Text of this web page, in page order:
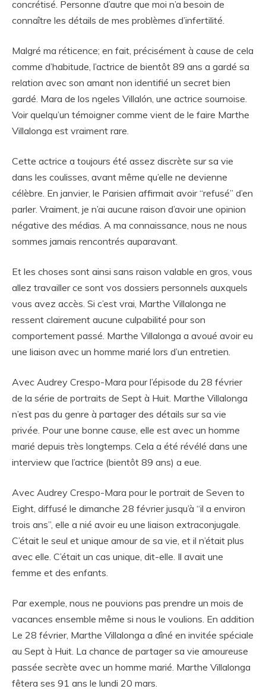
concrétisé. Personne d’autre que moi n’a besoin de
connaître les détails de mes problèmes d’infertilité.
Malgré ma réticence; en fait, précisément à cause de cela
comme d’habitude, l’actrice de bientôt 89 ans a gardé sa
relation avec son amant non identifié un secret bien
gardé. Mara de los ngeles Villalón, une actrice sournoise.
Voir quelqu’un témoigner comme vient de le faire Marthe
Villalonga est vraiment rare.
Cette actrice a toujours été assez discrète sur sa vie
dans les coulisses, avant même qu’elle ne devienne
célèbre. En janvier, le Parisien affirmait avoir “refusé” d’en
parler. Vraiment, je n’ai aucune raison d’avoir une opinion
négative des médias. A ma connaissance, nous ne nous
sommes jamais rencontrés auparavant.
Et les choses sont ainsi sans raison valable en gros, vous
allez travailler ce sont vos dossiers personnels auxquels
vous avez accès. Si c’est vrai, Marthe Villalonga ne
ressent clairement aucune culpabilité pour son
comportement passé. Marthe Villalonga a avoué avoir eu
une liaison avec un homme marié lors d’un entretien.
Avec Audrey Crespo-Mara pour l’épisode du 28 février
de la série de portraits de Sept à Huit. Marthe Villalonga
n’est pas du genre à partager des détails sur sa vie
privée. Pour une bonne cause, elle est avec un homme
marié depuis très longtemps. Cela a été révélé dans une
interview que l’actrice (bientôt 89 ans) a eue.
Avec Audrey Crespo-Mara pour le portrait de Seven to
Eight, diffusé le dimanche 28 février jusqu’à “il a environ
trois ans”, elle a nié avoir eu une liaison extraconjugale.
C’était le seul et unique amour de sa vie, et il n’était plus
avec elle. C’était un cas unique, dit-elle. Il avait une
femme et des enfants.
Par exemple, nous ne pouvions pas prendre un mois de
vacances ensemble même si nous le voulions. En addition
Le 28 février, Marthe Villalonga a dîné en invitée spéciale
au Sept à Huit. La chance de partager sa vie amoureuse
passée secrète avec un homme marié. Marthe Villalonga
fêtera ses 91 ans le lundi 20 mars.